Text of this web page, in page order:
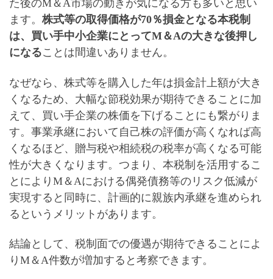
た後のM＆A市場の動きが気になる方も多いと思い
ます。 株式等の取得価格が70％損金となる本税制
は、 買い手中小企業にとってM＆Aの大きな後押し
になることは間違いありません。
なぜなら、株式等を購入した年は損金計上額が大き
くなるため、大幅な節税効果が期待できることに加
えて、 買い手企業の株価を下げる ことにも繋がりま
す。事業承継において自己株の評価が高くなれば高
くなるほど、贈与税や相続税の税率が高くなる可能
性が大きくなります。つまり、 本税制を活用するこ
とによりM＆Aにおける偶発債務等のリスク低減が
実現すると同時に、計画的に親族内承継を進められ
る というメリットがあります。
結論として、税制面での優遇が期待できることによ
りM＆A件数が増加すると考察できます。